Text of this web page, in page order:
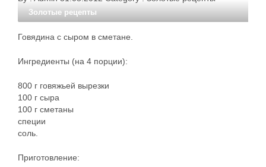
Золотые рецепты
Говядина с сыром в сметане.
Ингредиенты (на 4 порции):
800 г говяжьей вырезки
100 г сыра
100 г сметаны
специи
соль.
Приготовление: